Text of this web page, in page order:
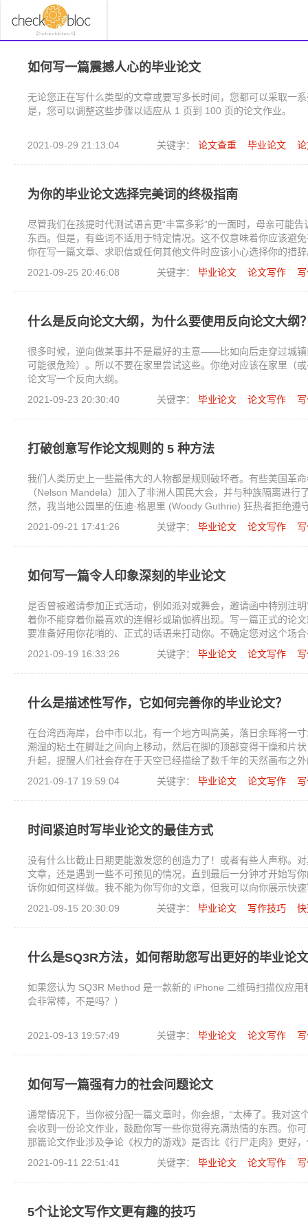
如何写一篇震撼人心的毕业论文
无论您正在写什么类型的文章或要写多长时间，您都可以采取一
是，您可以调整这些步骤以适应从 1 页到 100 页的论文作业。
2021-09-29 21:13:04 关键字： 论文查重 毕业论文
为你的毕业论文选择完美词的终极指南
尽管我们在孩提时代测试语言更“丰富多彩”的一面时，母亲可
东西。但是，有些词不适用于特定情况。这不仅意味着你应该
你在写一篇文章、求职信或任何其他文件时应该小心选择你的措
论文写作中单词选择的其他细微差别并不那么明显。理想情况下
的语气和正确的内涵来表达——不会冒犯或混淆任何人。如果这
提供有用的提示和策略，帮助您选择最好的词来表达您的观点，
2021-09-25 20:46:08 关键字： 毕业论文 论文写作
什么是反向论文大纲，为什么要使用反向论文大纲
很多时候，逆向做某事并不是最好的主意——比如向后走穿过城
可能很危险）。所以不要在家里尝试这些。你绝对应该在家里（
论文写一个反向大纲。
2021-09-23 20:30:40
关键字： 毕业论文 论文写作
打破创意写作论文规则的 5 种方法
我们人类历史上一些最伟大的人物都是规则破坏者。有些美国革
（Nelson Mandela）加入了非洲人国民大会，并与种族隔离进
然，我当地公园里的伍迪·格思里 (Woody Guthrie) 狂热者拒绝遵
2021-09-21 17:41:26
关键字： 毕业论文 论文写作
如何写一篇令人印象深刻的毕业论文
是否曾被邀请参加正式活动，例如派对或舞会，邀请函中特别注
着你不能穿着你最喜欢的连帽衫或瑜伽裤出现。写一篇正式的论
要准备好用你花哨的、正式的话语来打动你。不确定您对这个场
2021-09-19 16:33:26 关键字： 毕业论文 论文写作
什么是描述性写作，它如何完善你的毕业论文？
在台湾西海岸，台中市以北，有一个地方叫高美，落日余晖将一
潮湿的粘土在脚趾之间向上移动，然后在脚的顶部变得干燥和片
升起，提醒人们社会存在于天空已经描绘了数千年的天然画布之
香气味。当太阳落入地平线时，整个世界都洒满了橙色、红色和
和湿地开始的任何迹象。你可以伸手触摸天空。
2021-09-17 19:59:04 关键字： 毕业论文 论文写作
时间紧迫时写毕业论文的最佳方式
没有什么比截止日期更能激发您的创造力了！或者有些人声称。
文章，还是遇到一些不可预见的情况，直到最后一分钟才开始
诉你如何这样做。我不能为你写你的文章，但我可以向你展示快
2021-09-15 20:30:09 关键字： 毕业论文 写作技巧
什么是SQ3R方法，如何帮助您写出更好的毕业论
如果您认为 SQ3R Method 是一款新的 iPhone 二维码扫描仪应
会非常棒，不是吗？）
2021-09-13 19:57:49 关键字： 毕业论文 论文写作
如何写一篇强有力的社会问题论文
通常情况下，当你被分配一篇文章时，你会想，“太棒了。我对
会收到一份论文作业，鼓励你写一些你觉得充满热情的东西。你
那篇论文作业涉及争论《权力的游戏》是否比《行尸走肉》更好
果你的论文作业要求你写一个更严肃、更有影响力的社会问题
令人信服和尊重他人的论文。这里有一些技巧可以帮助您撰写有
2021-09-11 22:51:41 关键字： 毕业论文 论文写作
5个让论文写作文更有趣的技巧